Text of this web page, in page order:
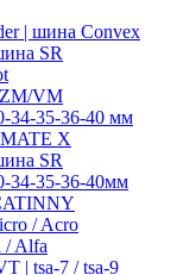
| шина Convex
SR
VM
34-35-36-40 мм
X
SR
34-35-36-40мм
/ Acro
/ Alfa
| tsa-7 / tsa-9